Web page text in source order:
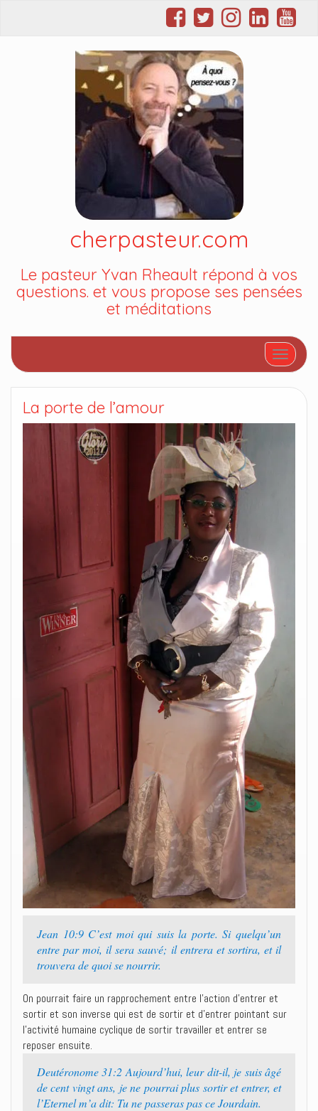
cherpasteur.com
Le pasteur Yvan Rheault répond à vos
questions. et vous propose ses pensées
et méditations
Afficher/
La porte de l’amour
Jean 10:9 C’est moi qui suis la porte. Si quelqu’un
entre par moi, il sera sauvé; il entrera et sortira, et il
trouvera de quoi se nourrir.
On pourrait faire un rapprochement entre l’action d’entrer et
sortir et son inverse qui est de sortir et d’entrer pointant sur
l’activité humaine cyclique de sortir travailler et entrer se
reposer ensuite.
Deutéronome 31:2 Aujourd’hui, leur dit-il, je suis âgé
de cent vingt ans, je ne pourrai plus sortir et entrer, et
l’Eternel m’a dit: Tu ne passeras pas ce Jourdain.